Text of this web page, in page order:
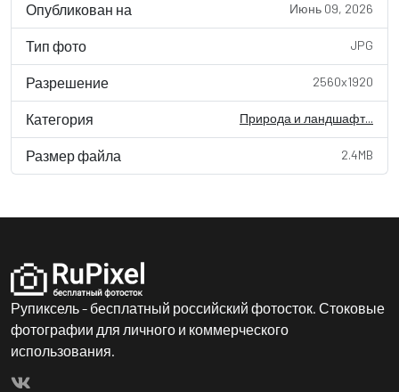
Опубликован на Июнь 09, 2026
Тип фото JPG
Разрешение 2560x1920
Категория Природа и ландшафт...
Размер файла 2.4MB
Рупиксель - бесплатный российский фотосток. Стоковые
фотографии для личного и коммерческого
использования.